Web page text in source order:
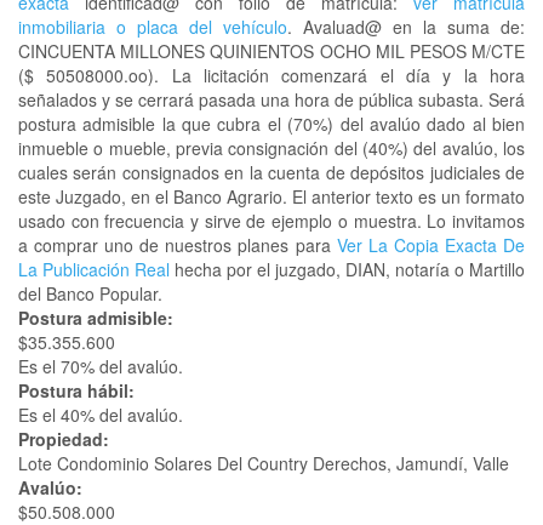
inmobiliaria o placa del vehículo. Avaluad@ en la suma de:
CINCUENTA MILLONES QUINIENTOS OCHO MIL PESOS M/CTE
($ 50508000.oo). La licitación comenzará el día y la hora
señalados y se cerrará pasada una hora de pública subasta. Será
postura admisible la que cubra el (70%) del avalúo dado al bien
inmueble o mueble, previa consignación del (40%) del avalúo, los
cuales serán consignados en la cuenta de depósitos judiciales de
este Juzgado, en el Banco Agrario. El anterior texto es un formato
usado con frecuencia y sirve de ejemplo o muestra. Lo invitamos
a comprar uno de nuestros planes para Ver La Copia Exacta De
La Publicación Real hecha por el juzgado, DIAN, notaría o Martillo
del Banco Popular.
Postura admisible:
$35.355.600
Es el 70% del avalúo.
Postura hábil:
Es el 40% del avalúo.
Propiedad:
Lote Condominio Solares Del Country Derechos, Jamundí, Valle
Avalúo:
$50.508.000